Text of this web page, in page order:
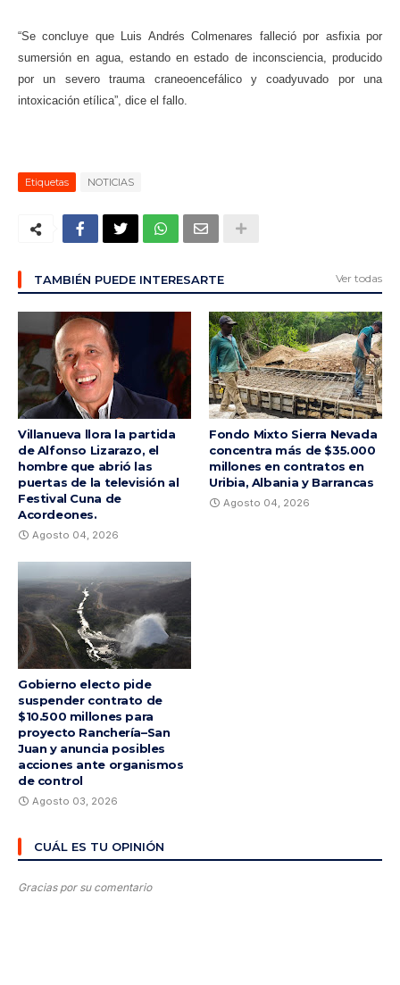
“Se concluye que Luis Andrés Colmenares falleció por asfixia por
sumersión en agua, estando en estado de inconsciencia, producido
por un severo trauma craneoencefálico y coadyuvado por una
intoxicación etílica”, dice el fallo.
Etiquetas NOTICIAS
TAMBIÉN PUEDE INTERESARTE Ver todas
Villanueva llora la partida
de Alfonso Lizarazo, el
hombre que abrió las
puertas de la televisión al
Festival Cuna de
Acordeones.
Agosto 04, 2026
Fondo Mixto Sierra Nevada
concentra más de $35.000
millones en contratos en
Uribia, Albania y Barrancas
Agosto 04, 2026
Gobierno electo pide
suspender contrato de
$10.500 millones para
proyecto Ranchería–San
Juan y anuncia posibles
acciones ante organismos
de control
Agosto 03, 2026
CUÁL ES TU OPINIÓN
Gracias por su comentario